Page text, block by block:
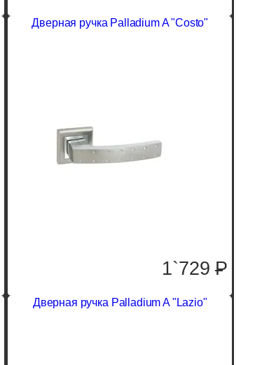
Дверная ручка Palladium A "Costo"
1`729P
Дверная ручка Palladium A "Lazio"